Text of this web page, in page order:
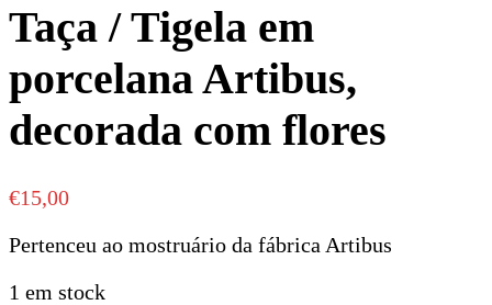
Taça / Tigela em
porcelana Artibus,
decorada com flores
€15,00
Pertenceu ao mostruário da fábrica Artibus
1 em stock